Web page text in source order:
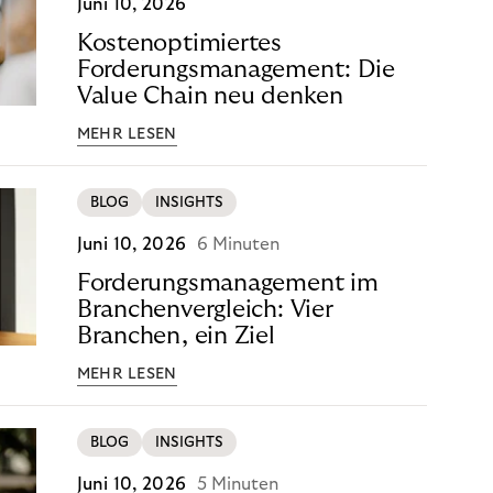
Juni 10, 2026
Kostenoptimiertes
Forderungsmanagement: Die
Value Chain neu denken
MEHR LESEN
BLOG INSIGHTS
Juni 10, 2026 6 Minuten
Forderungsmanagement im
Branchenvergleich: Vier
Branchen, ein Ziel
MEHR LESEN
BLOG INSIGHTS
Juni 10, 2026 5 Minuten